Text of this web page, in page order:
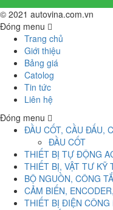
© 2021 autovina.com.vn
Đóng menu
Trang chủ
Giới thiệu
Bảng giá
Catolog
Tin tức
Liên hệ
Đóng menu
ĐẦU CỐT, CẦU ĐẤU,
ĐẦU CỐT
THIẾT BỊ TỰ ĐỘNG
THIẾT BỊ, VẬT TƯ KỸ
BỘ NGUỒN, CÔNG
CẢM BIẾN,
THIẾT BỊ ĐIỆN CÔNG